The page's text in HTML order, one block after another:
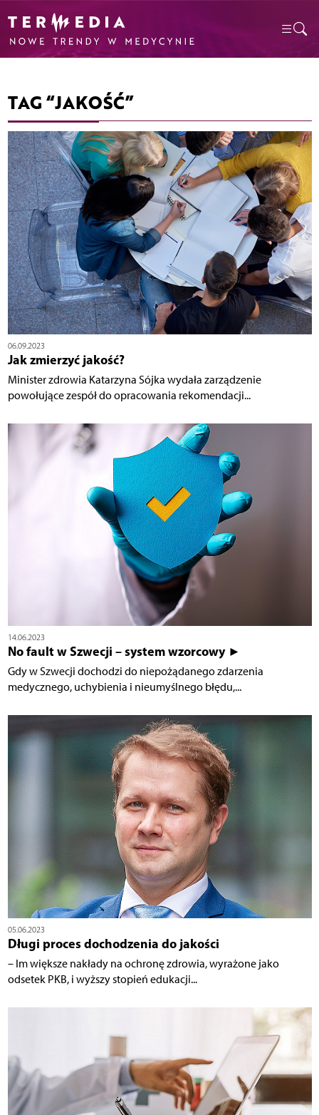
TAG “JAKOŚĆ”
06.09.2023
Jak zmierzyć jakość?
Minister zdrowia Katarzyna Sójka wydała zarządzenie
powołujące zespół do opracowania rekomendacji...
14.06.2023
No fault w Szwecji – system wzorcowy ►
Gdy w Szwecji dochodzi do niepożądanego zdarzenia
medycznego, uchybienia i nieumyślnego błędu,...
05.06.2023
Długi proces dochodzenia do jakości
– Im większe nakłady na ochronę zdrowia, wyrażone jako
odsetek PKB, i wyższy stopień edukacji...